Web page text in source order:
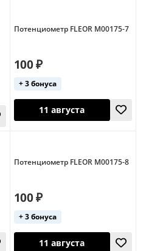
Потенциометр FLEOR M00175-7
100 ₽
+ 3 бонуса
Потенциометр FLEOR M00175-8
100 ₽
+ 3 бонуса